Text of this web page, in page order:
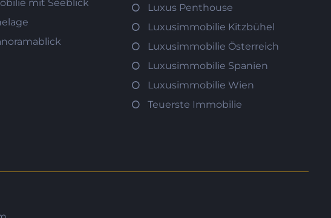
mit Seeblick
Luxus Penthouse
Luxusimmobilie Kitzbühel
Luxusimmobilie Österreich
Luxusimmobilie Spanien
Luxusimmobilie Wien
Teuerste Immobilie